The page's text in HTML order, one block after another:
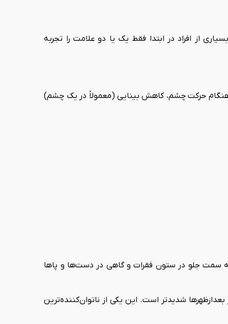
از افراد در ابتدا فقط یک یا دو علامت را تجربه
هنگام حرکت چشم، کاهش بینایی (معمولاً در یک چشم)
سمت جلو در ستون فقرات و گاهی در دست‌ها و پاها
شدیدتر است. این یکی از ناتوان‌کننده‌ترین